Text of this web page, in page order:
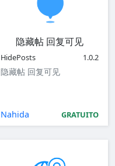
隐藏帖 回复可见
HidePosts 1.0.2
隐藏帖 回复可见
Nahida GRATUITO